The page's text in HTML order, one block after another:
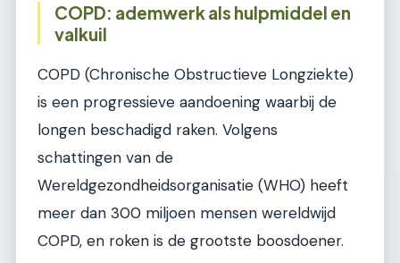
COPD: ademwerk als hulpmiddel en
valkuil
COPD (Chronische Obstructieve Longziekte)
is een progressieve aandoening waarbij de
longen beschadigd raken. Volgens
schattingen van de
Wereldgezondheidsorganisatie (WHO) heeft
meer dan 300 miljoen mensen wereldwijd
COPD, en roken is de grootste boosdoener.